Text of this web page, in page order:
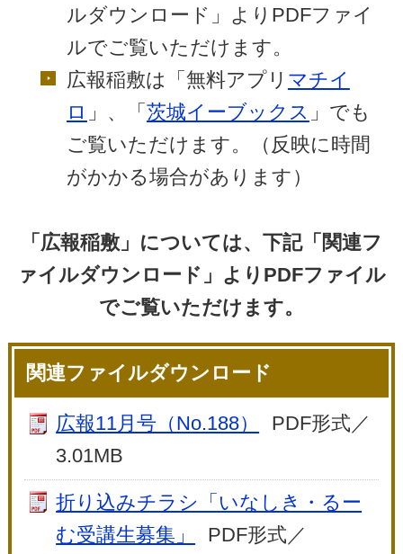
ルダウンロード」よりPDFファイ
ルでご覧いただけます。
広報稲敷は「無料アプリ マチイ
ロ 」、「 茨城イーブックス 」でも
ご覧いただけます。（反映に時間
がかかる場合があります）
「広報稲敷」については、下記「関連フ
ァイルダウンロード」よりPDFファイル
でご覧いただけます。
関連ファイルダウンロード
広報11月号（No.188）
PDF形式／
3.01MB
折り込みチラシ「いなしき・るー
む受講生募集」
PDF形式／